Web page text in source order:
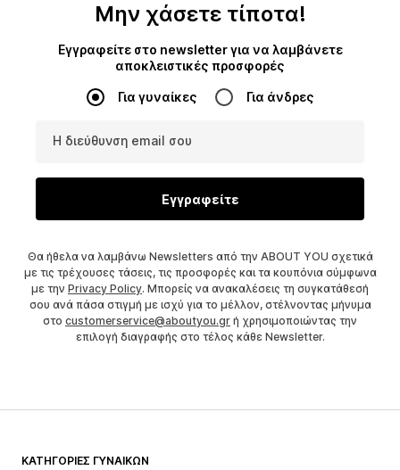
Μην χάσετε τίποτα!
Εγγραφείτε στο newsletter για να λαμβάνετε
αποκλειστικές προσφορές
Για γυναίκες Για άνδρες
Η διεύθυνση email σου
Εγγραφείτε
Θα ήθελα να λαμβάνω Newsletters από την ABOUT YOU σχετικά
με τις τρέχουσες τάσεις, τις προσφορές και τα κουπόνια σύμφωνα
με την Privacy Policy. Μπορείς να ανακαλέσεις τη συγκατάθεσή
σου ανά πάσα στιγμή με ισχύ για το μέλλον, στέλνοντας μήνυμα
στο customerservice@aboutyou.gr ή χρησιμοποιώντας την
επιλογή διαγραφής στο τέλος κάθε Newsletter.
ΚΑΤΗΓΟΡΊΕΣ ΓΥΝΑΙΚΏΝ